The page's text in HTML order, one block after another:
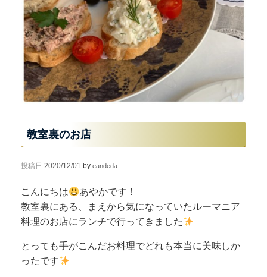
教室裏のお店
投稿日 2020/12/01 by eandeda
こんにちは
あやかです！
教室裏にある、まえから気になっていたルーマニア
料理のお店にランチで行ってきました
とっても手がこんだお料理でどれも本当に美味しか
ったです